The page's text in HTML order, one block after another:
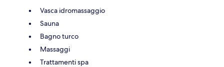
Vasca idromassaggio
Sauna
Bagno turco
Massaggi
Trattamenti spa